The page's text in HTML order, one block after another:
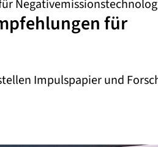
für
Impulspapier und